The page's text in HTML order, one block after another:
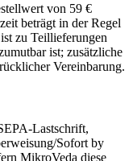
von 59 €
beträgt in der Regel
zu Teillieferungen
ist; zusätzliche
Vereinbarung.
Lastschrift,
Sofort by
MikroVeda diese